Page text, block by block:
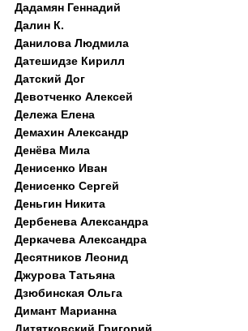
Дадамян Геннадий
Далин К.
Данилова Людмила
Датешидзе Кирилл
Датский Дог
Девотченко Алексей
Дележа Елена
Демахин Александр
Денёва Мила
Денисенко Иван
Денисенко Сергей
Деньгин Никита
Дербенева Александра
Деркачева Александра
Десятников Леонид
Джурова Татьяна
Дзюбинская Ольга
Димант Марианна